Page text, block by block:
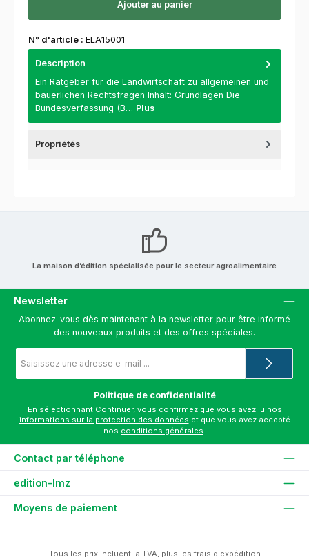
Ajouter au panier
N° d'article : ELA15001
Description
Ein Ratgeber für die Landwirtschaft zu allgemeinen und
bäuerlichen Rechtsfragen Inhalt: Grundlagen Die
Bundesverfassung (B… Plus
Propriétés
La maison d’édition spécialisée pour le secteur agroalimentaire
Newsletter
Abonnez-vous dès maintenant à la newsletter pour être informé
des nouveaux produits et des offres spéciales.
e-
*
Politique de confidentialité
informations sur la protection des données et que vous avez accepté
nos conditions générales
Contact par téléphone
edition-lmz
Moyens de paiement
Tous les prix incluent la TVA, plus lesfrais d'expédition